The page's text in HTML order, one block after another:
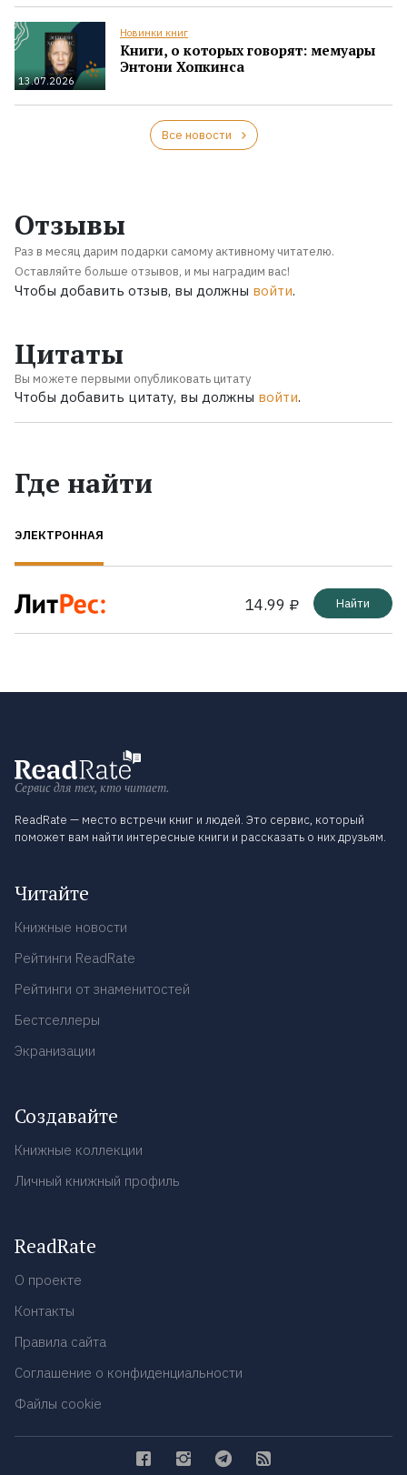
13.07.2026
Новинки книг
Книги, о которых говорят: мемуары
Энтони Хопкинса
Все новости
Отзывы
Раз в месяц дарим подарки самому активному читателю.
Оставляйте больше отзывов, и мы наградим вас!
Чтобы добавить отзыв, вы должны войти.
Цитаты
Вы можете первыми опубликовать цитату
Чтобы добавить цитату, вы должны войти.
Где найти
ЭЛЕКТРОННАЯ
14.99 ₽ Найти
Сервис для тех, кто читает.
ReadRate — место встречи книг и людей. Это сервис, который
поможет вам найти интересные книги и рассказать о них друзьям.
Читайте
Книжные новости
Рейтинги ReadRate
Рейтинги от знаменитостей
Бестселлеры
Экранизации
Создавайте
Книжные коллекции
Личный книжный профиль
ReadRate
О проекте
Контакты
Правила сайта
Соглашение о конфиденциальности
Файлы cookie